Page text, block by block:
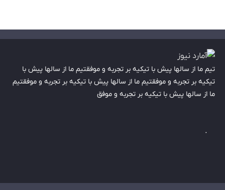
تیم ما از سالها پیش با تیکیه بر تجربه و موفقتیم ما از سالها پیش با
تیکیه بر تجربه و موفقتیم ما از سالها پیش با تیکیه بر تجربه و موفقتیم
ما از سالها پیش با تیکیه بر تجربه و موفق
.